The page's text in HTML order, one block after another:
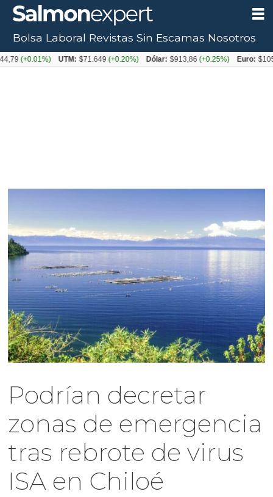
Podrían decretar
zonas de emergencia
tras rebrote de virus
ISA en Chiloé
Bolsa Laboral Revistas Sin Escamas Nosotros
UTM: $71.649(+0.20%) Dólar: $913,86(+0.25%) Euro: $1053,08